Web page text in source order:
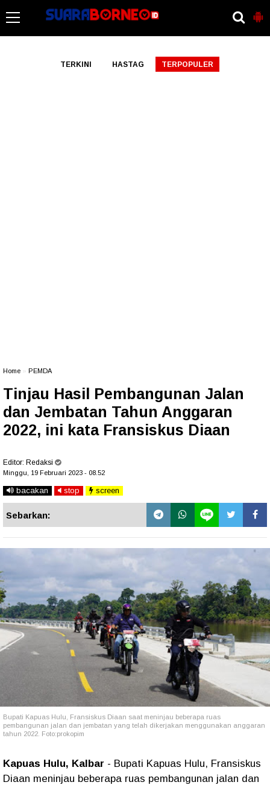
TERKINI HASTAG TERPOPULER
Home PEMDA
Tinjau Hasil Pembangunan Jalan
dan Jembatan Tahun Anggaran
2022, ini kata Fransiskus Diaan
Editor: Redaksi
Minggu, 19 Februari 2023 - 08.52
bacakan stop screen
Sebarkan:
Bupati Kapuas Hulu, Fransiskus Diaan saat meninjau beberapa ruas
pembangunan jalan dan jembatan yang telah dikerjakan menggunakan anggaran
tahun 2022. Foto:prokopim
Kapuas Hulu, Kalbar - Bupati Kapuas Hulu, Fransiskus
Diaan meninjau beberapa ruas pembangunan jalan dan